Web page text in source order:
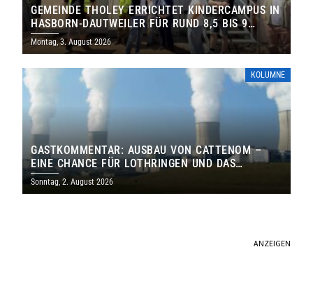
GEMEINDE THOLEY ERRICHTET KINDERCAMPUS IN
HASBORN-DAUTWEILER FÜR RUND 8,5 BIS 9
MILLIONEN EURO
Montag, 3. August 2026
KOLUMNE
GASTKOMMENTAR: AUSBAU VON CATTENOM –
EINE CHANCE FÜR LOTHRINGEN UND DAS
SAARLAND
Sonntag, 2. August 2026
ANZEIGEN